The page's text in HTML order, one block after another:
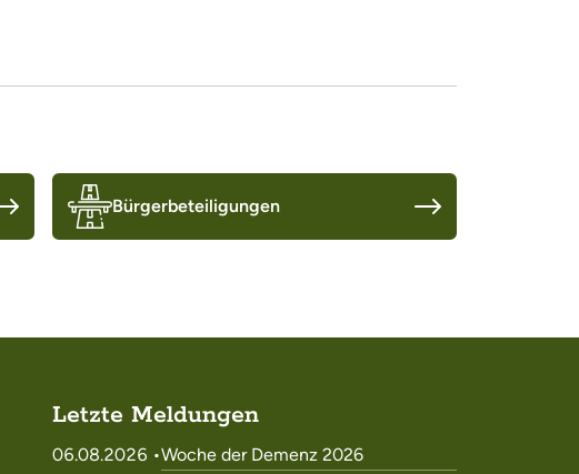
Bürgerbeteiligungen
Letzte Meldungen
06.08.2026 •Woche der Demenz 2026